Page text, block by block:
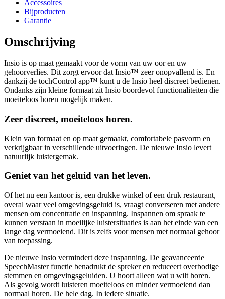
Accessoires
Bijproducten
Garantie
Omschrijving
Insio is op maat gemaakt voor de vorm van uw oor en uw
gehoorverlies. Dit zorgt ervoor dat Insio™ zeer onopvallend is. En
dankzij de tochControl app™ kunt u de Insio heel discreet bedienen.
Ondanks zijn kleine formaat zit Insio boordevol functionaliteiten die
moeiteloos horen mogelijk maken.
Zeer discreet, moeiteloos horen.
Klein van formaat en op maat gemaakt, comfortabele pasvorm en
verkrijgbaar in verschillende uitvoeringen. De nieuwe Insio levert
natuurlijk luistergemak.
Geniet van het geluid van het leven.
Of het nu een kantoor is, een drukke winkel of een druk restaurant,
overal waar veel omgevingsgeluid is, vraagt converseren met andere
mensen om concentratie en inspanning. Inspannen om spraak te
kunnen verstaan in moeilijke luistersituaties is aan het einde van een
lange dag vermoeiend. Dit is zelfs voor mensen met normaal gehoor
van toepassing.
De nieuwe Insio vermindert deze inspanning. De geavanceerde
SpeechMaster functie benadrukt de spreker en reduceert overbodige
stemmen en omgevingsgeluiden. U hoort alleen wat u wilt horen.
Als gevolg wordt luisteren moeiteloos en minder vermoeiend dan
normaal horen. De hele dag. In iedere situatie.